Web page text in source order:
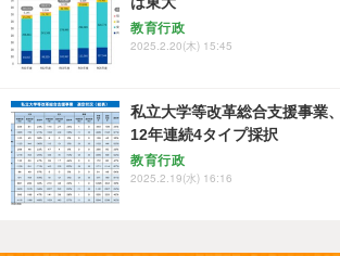
教育行政
2025.2.20(木) 15:45
私立大学等改革総合支援事業
12年連続4タイプ採択
教育行政
2025.2.19(水) 16:16